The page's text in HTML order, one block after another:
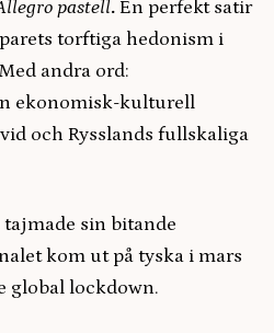
pastell. En perfekt satir
torftiga hedonism i
andra ord:
ekonomisk-kulturell
och Rysslands fullskaliga
sin bitande
kom ut på tyska i mars
global lockdown.